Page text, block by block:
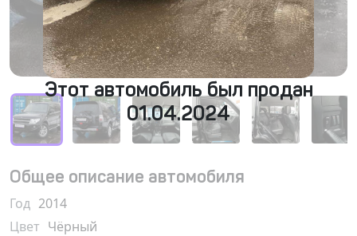
Этот автомобиль был продан
01.04.2024
Общее описание автомобиля
Год 2014
Цвет Чёрный